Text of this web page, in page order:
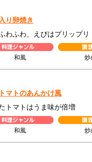
り卵焼き
わふわ、えびはプリップリ
和風 炒
マトのあんかけ風
トマトはうま味が倍増
和風 炒